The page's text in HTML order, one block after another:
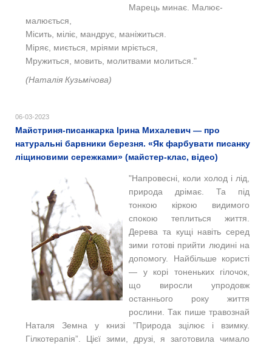
Марець минає. Малює-
малюється,
Місить, міліє, мандрує, маніжиться.
Міряє, миється, мріями мріється,
Мружиться, мовить, молитвами молиться."
(Наталія Кузьмічова)
06-03-2023
Майстриня-писанкарка Ірина Михалевич — про
натуральні барвники березня. «Як фарбувати писанку
ліщиновими сережками» (майстер-клас, відео)
"Напровесні, коли холод і лід,
природа дрімає. Та під
тонкою кіркою видимого
спокою теплиться життя.
Дерева та кущі навіть серед
зими готові прийти людині на
допомогу. Найбільше користі
— у корі тоненьких гілочок,
що виросли упродовж
останнього року життя
рослини. Так пише травознай
Наталя Земна у книзі ”Природа зцілює і взимку.
Гілкотерапія”. Цієї зими, друзі, я заготовила чимало